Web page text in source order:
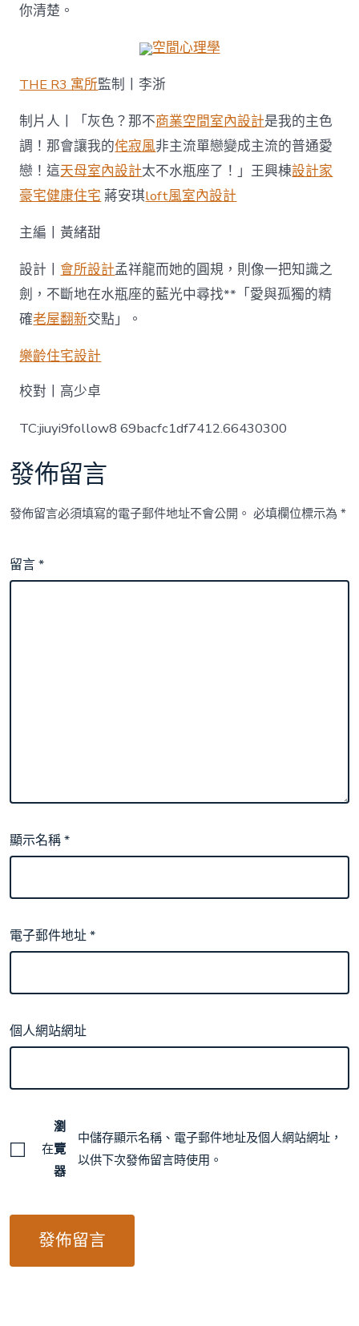
你清楚。
空間心理學
THE R3 寓所監制丨李浙
制片人丨「灰色？那不商業空間室內設計是我的主色
調！那會讓我的侘寂風非主流單戀變成主流的普通愛
戀！這天母室內設計太不水瓶座了！」王興棟設計家
豪宅健康住宅 蔣安琪loft風室內設計
主編丨黃緒甜
設計丨會所設計孟祥龍而她的圓規，則像一把知識之
劍，不斷地在水瓶座的藍光中尋找**「愛與孤獨的精
確老屋翻新交點」。
樂齡住宅設計
校對丨高少卓
TC:jiuyi9follow8 69bacfc1df7412.66430300
發佈留言
發佈留言必須填寫的電子郵件地址不會公開。 必填欄位標示為*
留言*
顯示名稱*
電子郵件地址*
個人網站網址
在
瀏
覽
器
中儲存顯示名稱、電子郵件地址及個人網站網址，
以供下次發佈留言時使用。